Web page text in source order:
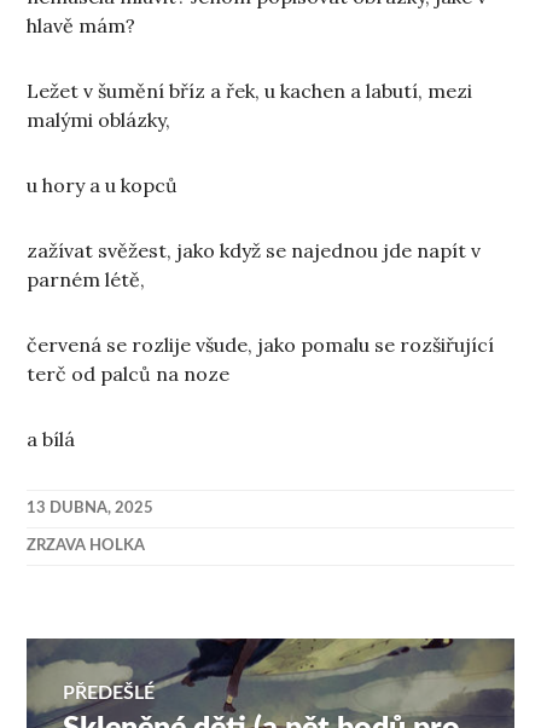
hlavě mám?
Ležet v šumění bříz a řek, u kachen a labutí, mezi
malými oblázky,
u hory a u kopců
zažívat svěžest, jako když se najednou jde napít v
parném létě,
červená se rozlije všude, jako pomalu se rozšiřující
terč od palců na noze
a bílá
13 DUBNA, 2025
ZRZAVA HOLKA
Navigace
PŘEDEŠLÉ